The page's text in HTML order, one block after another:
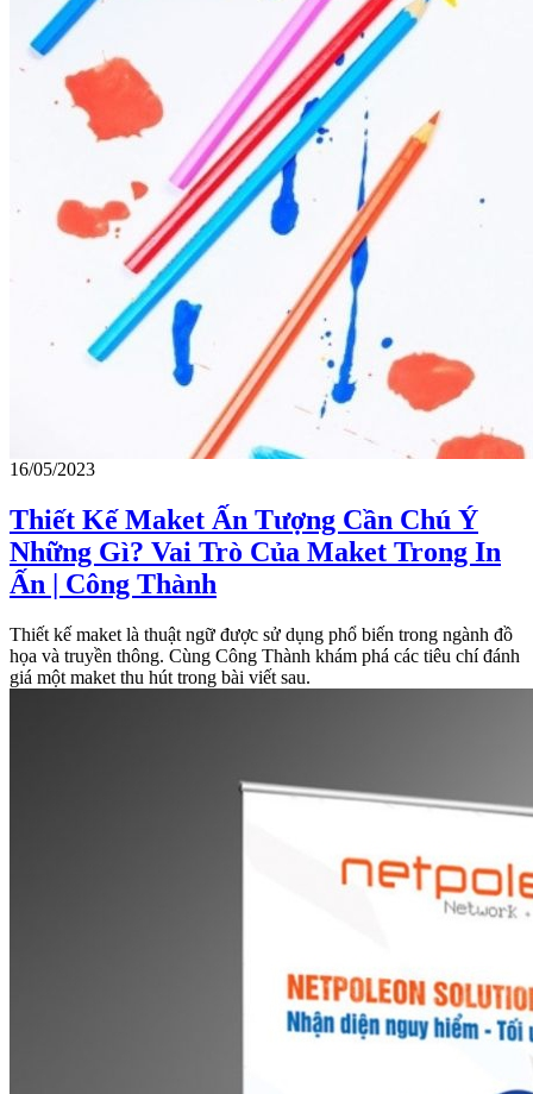
16/05/2023
Thiết Kế Maket Ấn Tượng Cần Chú Ý
Những Gì? Vai Trò Của Maket Trong In
Ấn | Công Thành
Thiết kế maket là thuật ngữ được sử dụng phổ biến trong ngành đồ
họa và truyền thông. Cùng Công Thành khám phá các tiêu chí đánh
giá một maket thu hút trong bài viết sau.